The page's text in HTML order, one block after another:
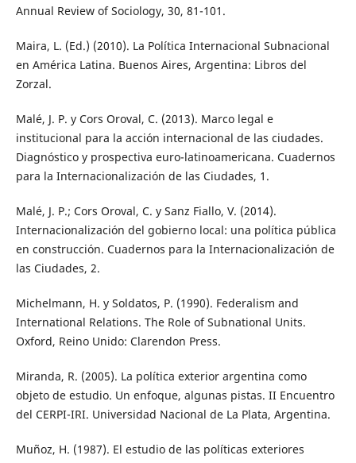
Annual Review of Sociology, 30, 81-101.
Maira, L. (Ed.) (2010). La Política Internacional Subnacional
en América Latina. Buenos Aires, Argentina: Libros del
Zorzal.
Malé, J. P. y Cors Oroval, C. (2013). Marco legal e
institucional para la acción internacional de las ciudades.
Diagnóstico y prospectiva euro-latinoamericana. Cuadernos
para la Internacionalización de las Ciudades, 1.
Malé, J. P.; Cors Oroval, C. y Sanz Fiallo, V. (2014).
Internacionalización del gobierno local: una política pública
en construcción. Cuadernos para la Internacionalización de
las Ciudades, 2.
Michelmann, H. y Soldatos, P. (1990). Federalism and
International Relations. The Role of Subnational Units.
Oxford, Reino Unido: Clarendon Press.
Miranda, R. (2005). La política exterior argentina como
objeto de estudio. Un enfoque, algunas pistas. II Encuentro
del CERPI-IRI. Universidad Nacional de La Plata, Argentina.
Muñoz, H. (1987). El estudio de las políticas exteriores